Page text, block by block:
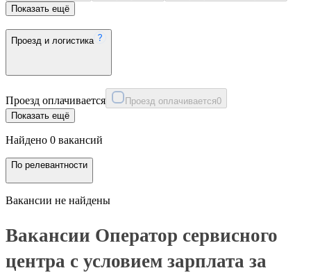
Показать ещё
Проезд и логистика
Проезд оплачивается Проезд оплачивается0
Показать ещё
Найдено 0 вакансий
По релевантности
Вакансии не найдены
Вакансии Оператор сервисного
центра с условием зарплата за